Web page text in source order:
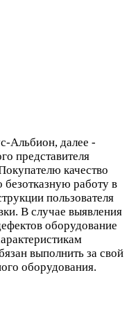
Альбион, далее -
представителя
качество
безотказную работу в
пользователя
В случае выявления
оборудование
выполнить за свой
оборудования.